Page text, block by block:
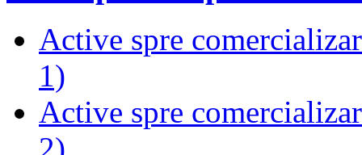
Active spre
1)
Active spre
2)